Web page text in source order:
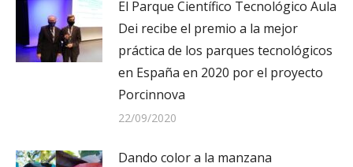
El Parque Científico Tecnológico Aula
Dei recibe el premio a la mejor
práctica de los parques tecnológicos
en España en 2020 por el proyecto
Porcinnova
22/09/2020
Dando color a la manzana